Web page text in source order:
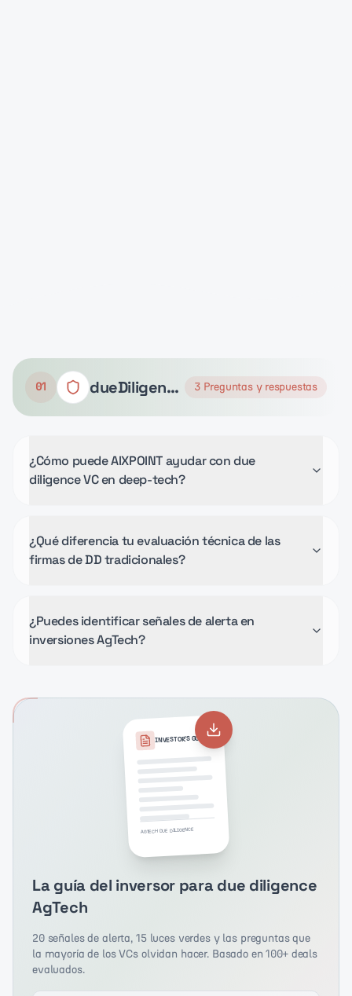
01 dueDiligence 3 Preguntas y respuestas
¿Cómo puede AIXPOINT ayudar con due
diligence VC en deep-tech?
¿Qué diferencia tu evaluación técnica de las
firmas de DD tradicionales?
¿Puedes identificar señales de alerta en
inversiones AgTech?
INVESTOR'S GUIDE
AGTECH DUE DILIGENCE
La guía del inversor para due diligence
AgTech
20 señales de alerta, 15 luces verdes y las preguntas que
la mayoría de los VCs olvidan hacer. Basado en 100+ deals
evaluados.